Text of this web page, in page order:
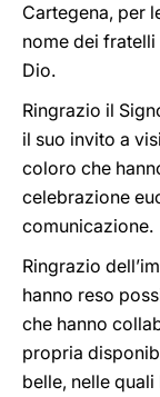
Cartegena, per
nome dei
Dio.
Ringrazio il
il suo invito a
coloro che
celebrazione
comunicazione.
Ringrazio
hanno reso
che hanno
propria
belle, nelle